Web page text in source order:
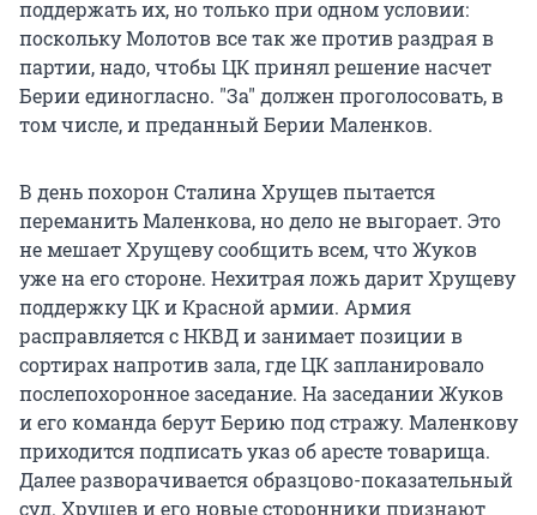
поддержать их, но только при одном условии:
поскольку Молотов все так же против раздрая в
партии, надо, чтобы ЦК принял решение насчет
Берии единогласно. "За" должен проголосовать, в
том числе, и преданный Берии Маленков.
В день похорон Сталина Хрущев пытается
переманить Маленкова, но дело не выгорает. Это
не мешает Хрущеву сообщить всем, что Жуков
уже на его стороне. Нехитрая ложь дарит Хрущеву
поддержку ЦК и Красной армии. Армия
расправляется с НКВД и занимает позиции в
сортирах напротив зала, где ЦК запланировало
послепохоронное заседание. На заседании Жуков
и его команда берут Берию под стражу. Маленкову
приходится подписать указ об аресте товарища.
Далее разворачивается образцово-показательный
суд. Хрущев и его новые сторонники признают